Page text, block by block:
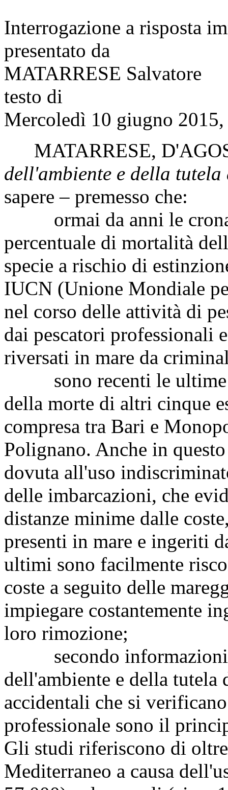
Interrogazione a risposta
presentato da
MATARRESE Salvatore
testo di
Mercoledì 10 giugno 2015,
MATARRESE,
dell'ambiente e della
sapere – premesso che:
ormai da anni le
percentuale di mortalità
specie a rischio di
IUCN (Unione Mondiale
nel corso delle attività di
dai pescatori professionali
riversati in mare da
sono recenti le ultime
della morte di altri cinque
compresa tra Bari e
Polignano. Anche in
dovuta all'uso
delle imbarcazioni, che
distanze minime dalle
presenti in mare e ingeriti
ultimi sono facilmente
coste a seguito delle
impiegare costantemente
loro rimozione;
secondo informazioni
dell'ambiente e della tutela
accidentali che si
professionale sono il
Gli studi riferiscono di
Mediterraneo a causa